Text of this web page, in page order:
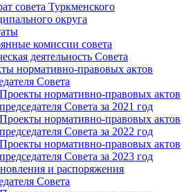
совета Туркменского
округа
комиссии совета
деятельность Совета
нормативно-правовых актов
Cовета
Проекты нормативно-правовых актов
председателя Cовета за 2021 год
Проекты нормативно-правовых актов
председателя Cовета за 2022 год
Проекты нормативно-правовых актов
председателя Cовета за 2023 год
и распоряжения
Cовета